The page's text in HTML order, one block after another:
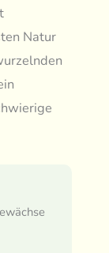
Natur